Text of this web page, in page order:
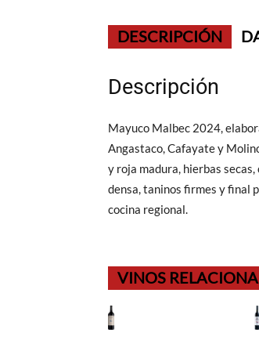
DESCRIPCIÓN
Descripción
Mayuco Malbec 2024,
Angastaco, Cafayate y
y roja madura, hierbas
densa, taninos firmes y final
cocina regional.
VINOS